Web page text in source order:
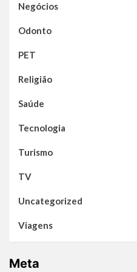
Negócios
Odonto
PET
Religião
Saúde
Tecnologia
Turismo
TV
Uncategorized
Viagens
Meta